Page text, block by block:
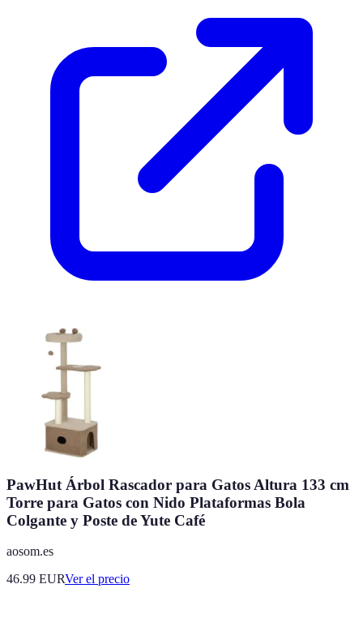
PawHut Árbol Rascador para Gatos Altura 133 cm
Torre para Gatos con Nido Plataformas Bola
Colgante y Poste de Yute Café
aosom.es
46.99 EURVer el precio